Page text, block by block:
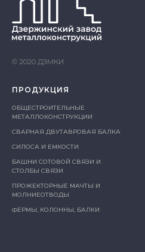
© 2020 ДЗМКИ
ПРОДУКЦИЯ
ОБЩЕСТРОИТЕЛЬНЫЕ
МЕТАЛЛОКОНСТРУКЦИИ
СВАРНАЯ ДВУТАВРОВАЯ БАЛКА
СИЛОСА И ЕМКОСТИ
БАШНИ СОТОВОЙ СВЯЗИ И
СТОЛБЫ СВЯЗИ
ПРОЖЕКТОРНЫЕ МАЧТЫ И
МОЛНИЕОТВОДЫ
ФЕРМЫ, КОЛОННЫ, БАЛКИ